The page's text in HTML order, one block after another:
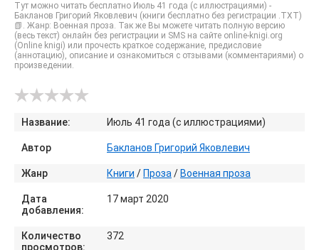
Тут можно читать бесплатно Июль 41 года (с иллюстрациями) -
Бакланов Григорий Яковлевич (книги бесплатно без регистрации .TXT)
📗. Жанр: Военная проза. Так же Вы можете читать полную версию
(весь текст) онлайн без регистрации и SMS на сайте online-knigi.org
(Online knigi) или прочесть краткое содержание, предисловие
(аннотацию), описание и ознакомиться с отзывами (комментариями) о
произведении.
Название: Июль 41 года (с иллюстрациями)
Автор Бакланов Григорий Яковлевич
Жанр Книги / Проза / Военная проза
Дата
добавления:
17 март 2020
Количество
просмотров:
372